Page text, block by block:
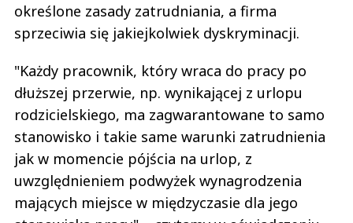
określone zasady zatrudniania, a firma
sprzeciwia się jakiejkolwiek dyskryminacji.
"Każdy pracownik, który wraca do pracy po
dłuższej przerwie, np. wynikającej z urlopu
rodzicielskiego, ma zagwarantowane to samo
stanowisko i takie same warunki zatrudnienia
jak w momencie pójścia na urlop, z
uwzględnieniem podwyżek wynagrodzenia
mających miejsce w międzyczasie dla jego